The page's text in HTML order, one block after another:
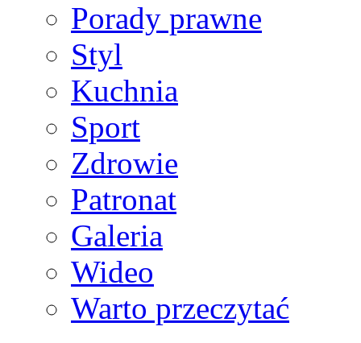
Porady prawne
Styl
Kuchnia
Sport
Zdrowie
Patronat
Galeria
Wideo
Warto przeczytać